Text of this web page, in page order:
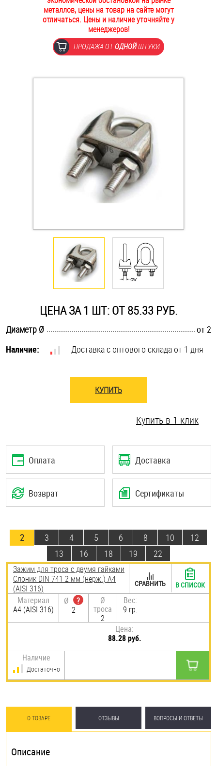
ОПЛАТА И ДОСТАВКА
Втулки
Заклепки (Гайки-Заклепки)
Крюки, кольца с метрической резьбой
Крюки, кольца с шурупной резьбой
Оснастка и аксессуары для яхт
Стопорные кольца
Шплинты
Штифты и пальцы
металлов, цены на товар на сайте могут
отличаться. Цены и наличие уточняйте у
менеджеров!
ПРОДАЖА ОТОДНОЙШТУКИ
ЦЕНА ЗА 1 ШТ: ОТ 85.33 РУБ.
Диаметр Ø
от 2
Наличие:
Доставка с оптового склада от 1 дня
КУПИТЬ
Купить в 1 клик
Оплата Доставка
Возврат Сертификаты
2 3 4 5 6 8 10
12
13
16 18 19 22
Зажим для троса с двумя гайками
Слоник DIN 741 2 мм (нерж.) A4
(AISI 316)
Материал
A4 (AISI 316)
Ø
?
2
Ø
троса
2
Вес:
9 гр.
Цена:
88.28 руб.
Наличие
Достаточно
СРАВНИТЬ В СПИСОК
О ТОВАРЕ ОТЗЫВЫ ВОПРОСЫ И ОТВЕТЫ
Описание